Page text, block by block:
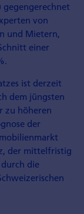
von
und Mietern,
einer
ist derzeit
dem jüngsten
zu höheren
der
der mittelfristig
die